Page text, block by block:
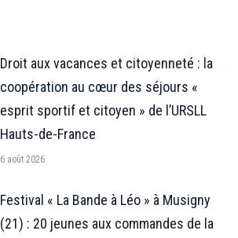
Droit aux vacances et citoyenneté : la
coopération au cœur des séjours «
esprit sportif et citoyen » de l’URSLL
Hauts-de-France
6 août 2026
Festival « La Bande à Léo » à Musigny
(21) : 20 jeunes aux commandes de la